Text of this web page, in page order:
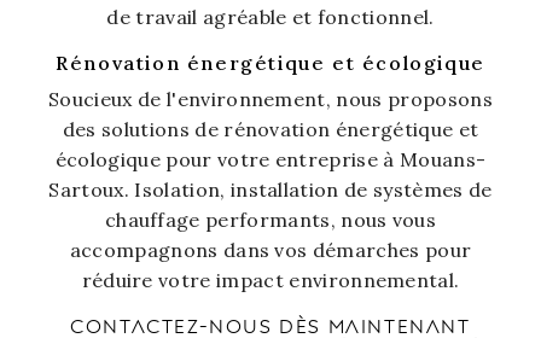
de travail agréable et fonctionnel.
Rénovation énergétique et écologique
Soucieux de l'environnement, nous proposons
des solutions de rénovation énergétique et
écologique pour votre entreprise à Mouans-
Sartoux. Isolation, installation de systèmes de
chauffage performants, nous vous
accompagnons dans vos démarches pour
réduire votre impact environnemental.
CONTACTEZ-NOUS DÈS MAINTENANT